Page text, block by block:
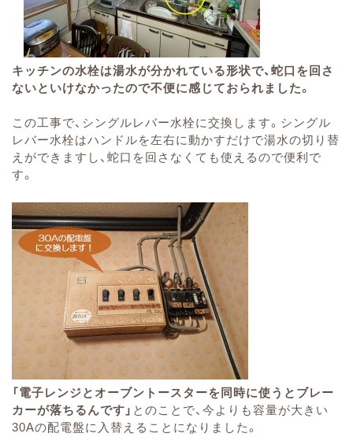
キッチンの水栓は湯水が分かれている形状で、蛇口を回さ
ないといけなかったので不便に感じておられました。
この工事で、シングルレバー水栓に交換します。シングル
レバー水栓はハンドルを左右に動かすだけで湯水の切り替
えができますし、蛇口を回さなくても使えるので便利で
す。
「電子レンジとオーブントースターを同時に使うとブレー
カーが落ちるんです」 とのことで、今よりも容量が大きい
30Aの配電盤に入替えることになりました。